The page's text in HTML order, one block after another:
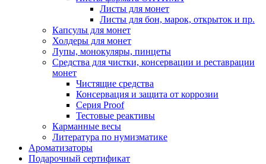
Листы для монет
Листы для бон, марок, открыток и пр.
Капсулы для монет
Холдеры для монет
Лупы, монокуляры, пинцеты
Средства для чистки, консервации и реставрации
монет
Чистящие средства
Консервация и защита от коррозии
Серия Proof
Тестовые реактивы
Карманные весы
Литература по нумизматике
Ароматизаторы
Подарочный сертификат